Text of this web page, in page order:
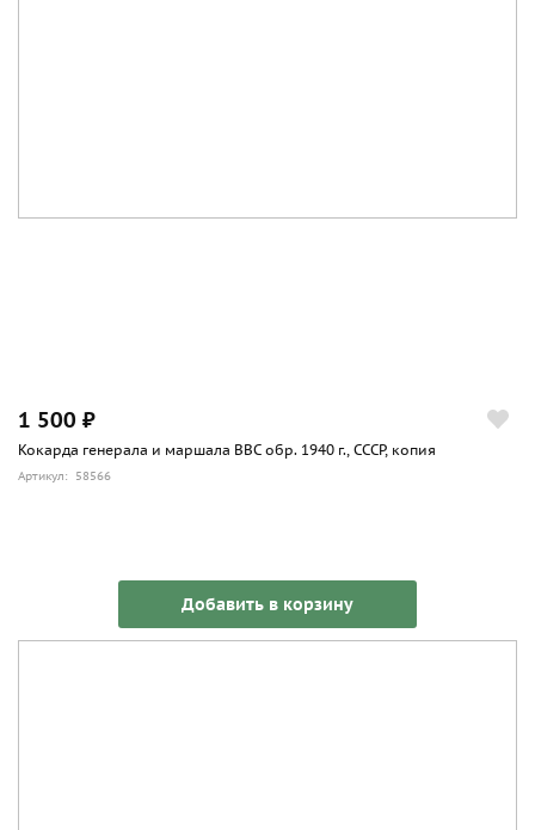
1 500 ₽
Кокарда генерала и маршала ВВС обр. 1940 г., СССР, копия
Артикул: 58566
Добавить в корзину